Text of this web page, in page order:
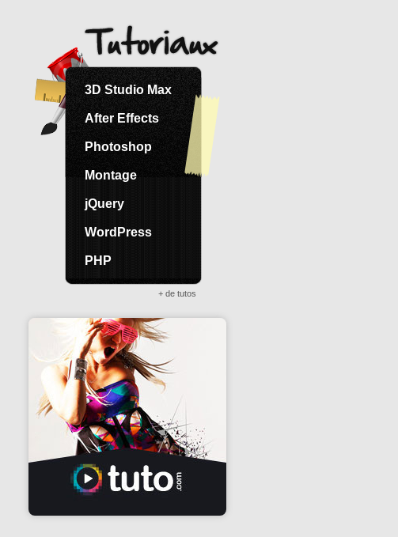
3D Studio Max
After Effects
Photoshop
Montage
jQuery
WordPress
PHP
+ de tutos